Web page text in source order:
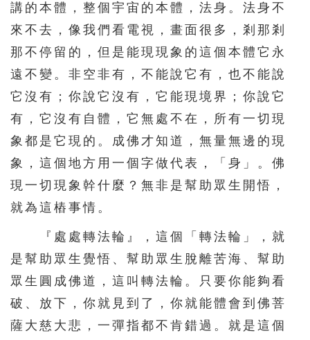
講的本體，整個宇宙的本體，法身。法身不
來不去，像我們看電視，畫面很多，剎那剎
那不停留的，但是能現現象的這個本體它永
遠不變。非空非有，不能說它有，也不能說
它沒有；你說它沒有，它能現境界；你說它
有，它沒有自體，它無處不在，所有一切現
象都是它現的。成佛才知道，無量無邊的現
象，這個地方用一個字做代表，「身」。佛
現一切現象幹什麼？無非是幫助眾生開悟，
就為這樁事情。
『處處轉法輪』，這個「轉法輪」，就
是幫助眾生覺悟、幫助眾生脫離苦海、幫助
眾生圓成佛道，這叫轉法輪。只要你能夠看
破、放下，你就見到了，你就能體會到佛菩
薩大慈大悲，一彈指都不肯錯過。就是這個